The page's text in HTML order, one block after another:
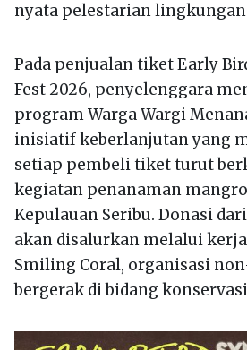
nyata pelestarian
Pada penjualan tiket Early
Fest 2026, penyelenggara
program Warga Wargi
inisiatif keberlanjutan yang
setiap pembeli tiket turut
kegiatan penanaman
Kepulauan Seribu. Donasi
akan disalurkan melalui
Smiling Coral, organisasi
bergerak di bidang